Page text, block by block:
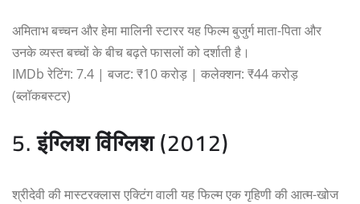
अमिताभ बच्चन और हेमा मालिनी स्टारर यह फिल्म बुजुर्ग माता-पिता और
उनके व्यस्त बच्चों के बीच बढ़ते फासलों को दर्शाती है।
IMDb रेटिंग: 7.4 | बजट: ₹10 करोड़ | कलेक्शन: ₹44 करोड़
(ब्लॉकबस्टर)
5. इंग्लिश विंग्लिश (2012)
श्रीदेवी की मास्टरक्लास एक्टिंग वाली यह फिल्म एक गृहिणी की आत्म-खोज